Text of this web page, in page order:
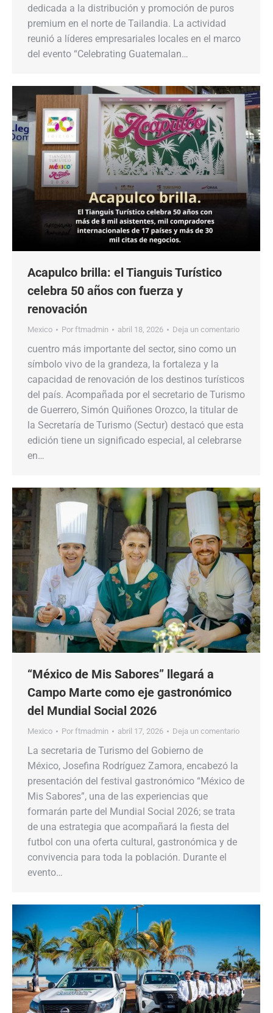
dedicada a la distribución y promoción de puros
premium en el norte de Tailandia. La actividad
reunió a líderes empresariales locales en el marco
del evento “Celebrating Guatemalan…
Acapulco brilla: el Tianguis Turístico
celebra 50 años con fuerza y
renovación
Mexico Por ftmadmin abril 18, 2026 Deja un comentario
cuentro más importante del sector, sino como un
símbolo vivo de la grandeza, la fortaleza y la
capacidad de renovación de los destinos turísticos
del país. Acompañada por el secretario de Turismo
de Guerrero, Simón Quiñones Orozco, la titular de
la Secretaría de Turismo (Sectur) destacó que esta
edición tiene un significado especial, al celebrarse
en…
“México de Mis Sabores” llegará a
Campo Marte como eje gastronómico
del Mundial Social 2026
Mexico Por ftmadmin abril 17, 2026 Deja un comentario
La secretaria de Turismo del Gobierno de
México, Josefina Rodríguez Zamora, encabezó la
presentación del festival gastronómico “México de
Mis Sabores”, una de las experiencias que
formarán parte del Mundial Social 2026; se trata
de una estrategia que acompañará la fiesta del
futbol con una oferta cultural, gastronómica y de
convivencia para toda la población. Durante el
evento…